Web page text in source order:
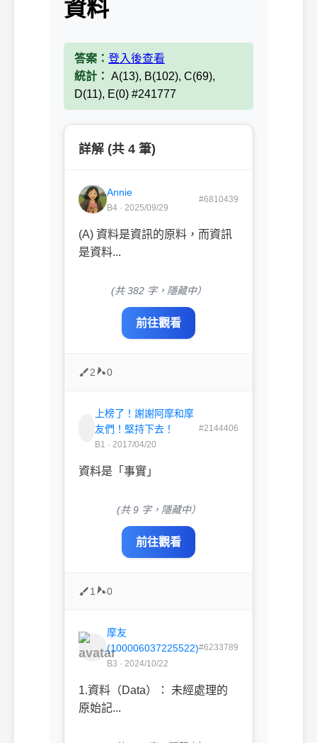
資料
答案： 登入後查看
統計： A(13), B(102), C(69),
D(11), E(0) #241777
詳解 (共 4 筆)
Annie
B4 · 2025/09/29
#6810439
(A) 資料是資訊的原料，而資訊
是資料...
(共 382 字，隱藏中）
前往觀看
2 0
上榜了！謝謝阿摩和摩
友們！堅持下去！
B1 · 2017/04/20
#2144406
資料是「事實」
(共 9 字，隱藏中）
前往觀看
1 0
摩友
(100006037225522)
B3 · 2024/10/22
#6233789
1.資料（Data）： 未經處理的
原始記...